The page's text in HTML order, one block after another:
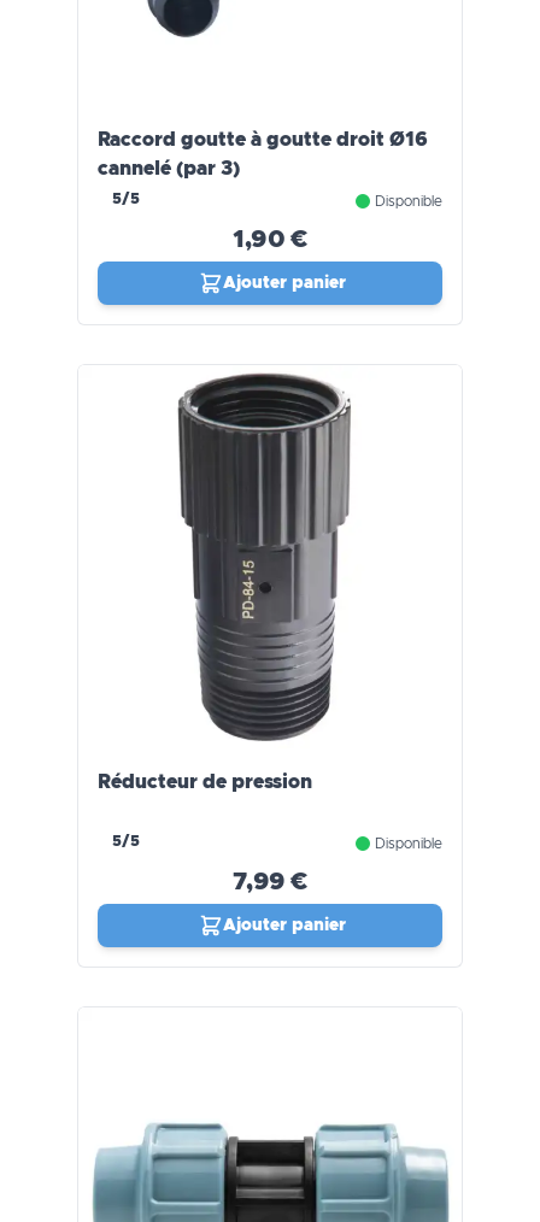
Raccord goutte à goutte droit Ø16
cannelé (par 3)
5/5 Disponible
1,90 €
Ajouter panier
Réducteur de pression
5/5 Disponible
7,99 €
Ajouter panier